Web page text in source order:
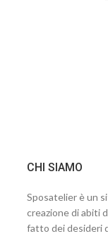
CHI SIAMO
Sposatelier è un
creazione di abiti
fatto dei desideri